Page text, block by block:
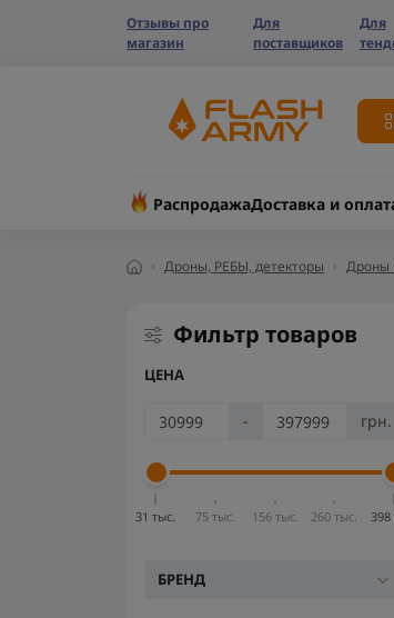
Отзывы про
магазин
Для
поставщиков
Для
РаспродажаДоставка и
Дроны, РЕБЫ, детекторы Дроны
Фильтр товаров
ЦЕНА
- грн.
31 тыс. 75 тыс. 156 тыс. 260 тыс. 398
БРЕНД